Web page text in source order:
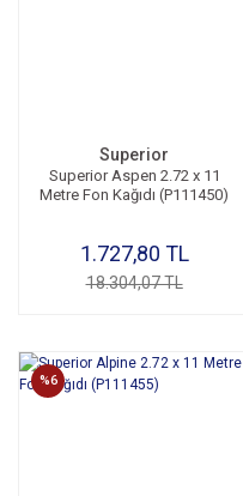
Superior
Superior Aspen 2.72 x 11
Metre Fon Kağıdı (P111450)
1.727,80 TL
18.304,07 TL
%6